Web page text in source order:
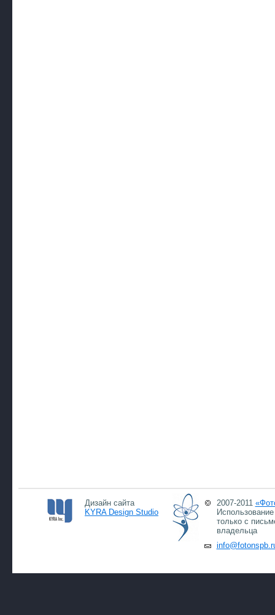
Дизайн сайта
KYRA Design Studio
2007-2011
только с
владельца